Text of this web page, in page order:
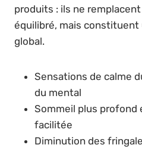
produits : ils ne
équilibré, mais
global.
Sensations de calme
du mental
Sommeil plus profond
facilitée
Diminution des